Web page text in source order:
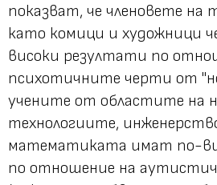
показват, че членовете на
като комици и художници
високи резултати по
психотичните черти от
учените от областите на
технологиите,
математиката имат по-
по отношение на